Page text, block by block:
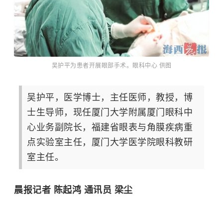
吴护平为患者开展眼部手术。眼科中心 供图
吴护平，医学博士，主任医师，教授，博
士生导师，现任厦门大学附属厦门眼科中
心业务副院长，福建省眼表与角膜疾病重
点实验室主任，厦门大学医学院眼科教研
室主任。
晨报记者 陈起鸿 通讯员 梁尘